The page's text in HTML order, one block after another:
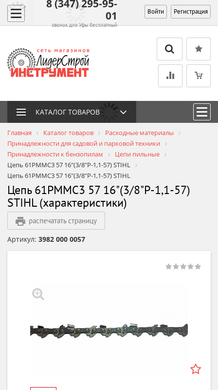
8 (347) 295-95-
01
звонок для Уфы бесплатный
Войти Регистрация
КАТАЛОГ ТОВАРОВ
Главная Каталог товаров
Расходные материалы
Принадлежности для садовой и парковой техники
Принадлежности к бензопилам
Цепи пильные
Цепь 61PMMC3 57 16"(3/8"P-1,1-57) STIHL
Цепь 61PMMC3 57 16"(3/8"P-1,1-57) STIHL
Цепь 61PMMC3 57 16"(3/8"P-1,1-57)
STIHL (характеристики)
распечатать страницу
Артикул: 3982 000 0057